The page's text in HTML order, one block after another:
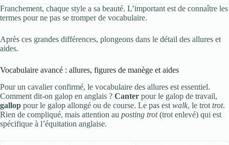
Franchement, chaque style a sa beauté. L’important est de connaître les
termes pour ne pas se tromper de vocabulaire.
Après ces grandes différences, plongeons dans le détail des allures et
aides.
Vocabulaire avancé : allures, figures de manège et aides
Pour un cavalier confirmé, le vocabulaire des allures est essentiel.
Comment dit-on galop en anglais ? Canter pour le galop de travail,
gallop pour le galop allongé ou de course. Le pas est walk, le trot trot.
Rien de compliqué, mais attention au posting trot(trot enlevé) qui est
spécifique à l’équitation anglaise.